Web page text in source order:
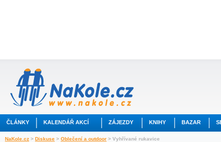
ČLÁNKY KALENDÁŘ AKCÍ ZÁJEZDY KNIHY BAZAR
NaKole.cz > Diskuse > Oblečení a outdoor > Vyhřívané rukavice